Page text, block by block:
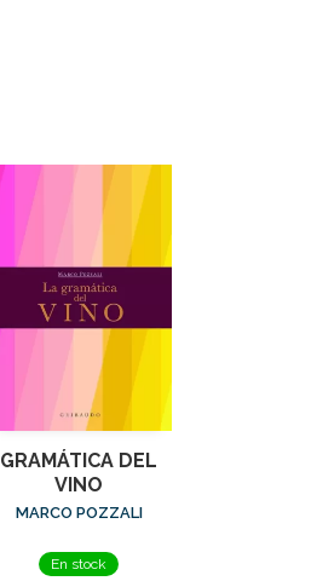
GRAMÁTICA DEL
VINO
MARCO POZZALI
En stock